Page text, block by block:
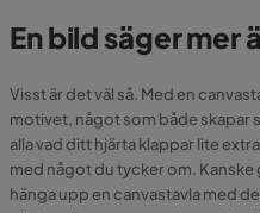
En bild säger mer
Visst är det väl så. Med en
motivet, något som både skapar
alla vad ditt hjärta klappar lite
med något du tycker om. Kanske
hänga upp en canvastavla med